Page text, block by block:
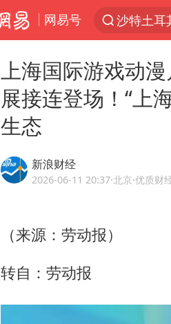
网易号
福建泉州
全球首个
台风白
四川宜宾
上海国际游戏动
展接连登场！“上
生态
新浪财经
2026-06-11 20:37·北京·优质财
（来源：劳动报）
转自：劳动报